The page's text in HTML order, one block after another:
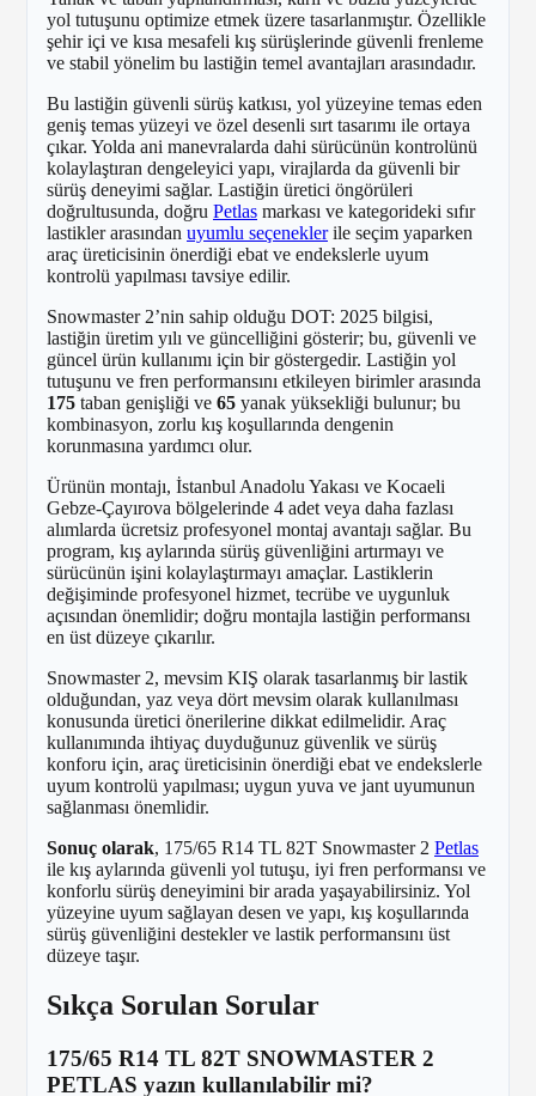
yol tutuşunu optimize etmek üzere tasarlanmıştır. Özellikle
şehir içi ve kısa mesafeli kış sürüşlerinde güvenli frenleme
ve stabil yönelim bu lastiğin temel avantajları arasındadır.
Bu lastiğin güvenli sürüş katkısı, yol yüzeyine temas eden
geniş temas yüzeyi ve özel desenli sırt tasarımı ile ortaya
çıkar. Yolda ani manevralarda dahi sürücünün kontrolünü
kolaylaştıran dengeleyici yapı, virajlarda da güvenli bir
sürüş deneyimi sağlar. Lastiğin üretici öngörüleri
doğrultusunda, doğru Petlas markası ve kategorideki sıfır
lastikler arasından uyumlu seçeneklerile seçim yaparken
araç üreticisinin önerdiği ebat ve endekslerle uyum
kontrolü yapılması tavsiye edilir.
Snowmaster 2’nin sahip olduğu DOT: 2025 bilgisi,
lastiğin üretim yılı ve güncelliğini gösterir; bu, güvenli ve
güncel ürün kullanımı için bir göstergedir. Lastiğin yol
tutuşunu ve fren performansını etkileyen birimler arasında
175 taban genişliği ve 65 yanak yüksekliği bulunur; bu
kombinasyon, zorlu kış koşullarında dengenin
korunmasına yardımcı olur.
Ürünün montajı, İstanbul Anadolu Yakası ve Kocaeli
Gebze-Çayırova bölgelerinde 4 adet veya daha fazlası
alımlarda ücretsiz profesyonel montaj avantajı sağlar. Bu
program, kış aylarında sürüş güvenliğini artırmayı ve
sürücünün işini kolaylaştırmayı amaçlar. Lastiklerin
değişiminde profesyonel hizmet, tecrübe ve uygunluk
açısından önemlidir; doğru montajla lastiğin performansı
en üst düzeye çıkarılır.
Snowmaster 2, mevsim KIŞ olarak tasarlanmış bir lastik
olduğundan, yaz veya dört mevsim olarak kullanılması
konusunda üretici önerilerine dikkat edilmelidir. Araç
kullanımında ihtiyaç duyduğunuz güvenlik ve sürüş
konforu için, araç üreticisinin önerdiği ebat ve endekslerle
uyum kontrolü yapılması; uygun yuva ve jant uyumunun
sağlanması önemlidir.
Sonuç olarak, 175/65 R14 TL 82T Snowmaster 2 Petlas
ile kış aylarında güvenli yol tutuşu, iyi fren performansı ve
konforlu sürüş deneyimini bir arada yaşayabilirsiniz. Yol
yüzeyine uyum sağlayan desen ve yapı, kış koşullarında
sürüş güvenliğini destekler ve lastik performansını üst
düzeye taşır.
Sıkça Sorulan Sorular
175/65 R14 TL 82T SNOWMASTER 2
PETLAS yazın kullanılabilir mi?